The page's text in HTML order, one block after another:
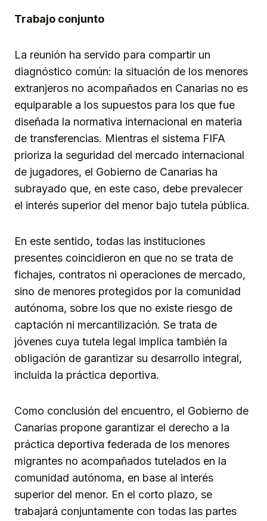
Trabajo conjunto
La reunión ha servido para compartir un
diagnóstico común: la situación de los menores
extranjeros no acompañados en Canarias no es
equiparable a los supuestos para los que fue
diseñada la normativa internacional en materia
de transferencias. Mientras el sistema FIFA
prioriza la seguridad del mercado internacional
de jugadores, el Gobierno de Canarias ha
subrayado que, en este caso, debe prevalecer
el interés superior del menor bajo tutela pública.
En este sentido, todas las instituciones
presentes coincidieron en que no se trata de
fichajes, contratos ni operaciones de mercado,
sino de menores protegidos por la comunidad
autónoma, sobre los que no existe riesgo de
captación ni mercantilización. Se trata de
jóvenes cuya tutela legal implica también la
obligación de garantizar su desarrollo integral,
incluida la práctica deportiva.
Como conclusión del encuentro, el Gobierno de
Canarias propone garantizar el derecho a la
práctica deportiva federada de los menores
migrantes no acompañados tutelados en la
comunidad autónoma, en base al interés
superior del menor. En el corto plazo, se
trabajará conjuntamente con todas las partes